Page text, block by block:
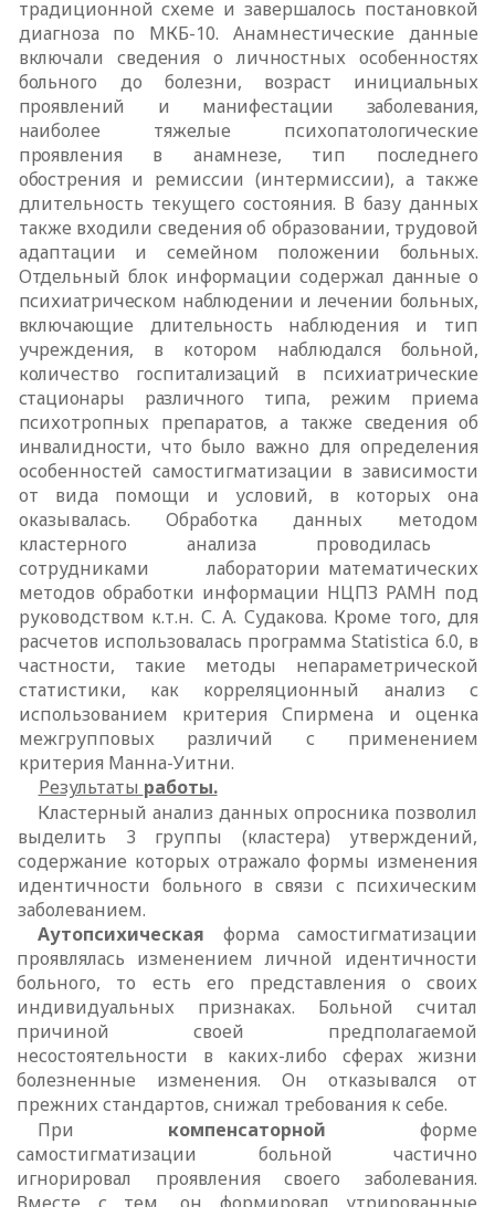
традиционной схеме и завершалось постановкой
диагноза по МКБ-10. Анамнестические данные
включали сведения о личностных особенностях
больного до болезни, возраст инициальных
проявлений и манифестации заболевания,
наиболее тяжелые психопатологические
проявления в анамнезе, тип последнего
обострения и ремиссии (интермиссии), а также
длительность текущего состояния. В базу данных
также входили сведения об образовании, трудовой
адаптации исемейном положении больных.
Отдельный блок информации содержал данныео
психиатрическом наблюдении и лечении больных,
включающие длительность наблюдения и тип
учреждения, в котором наблюдался больной,
количество госпитализаций в психиатрические
стационары различного типа, режим приема
психотропных препаратов, а также сведения об
инвалидности, что было важно для определения
особенностей самостигматизации в зависимости
от вида помощи и условий, в которых она
оказывалась. Обработка данных методом
кластерного анализа проводилась
сотрудниками лаборатории математических
методов обработки информации НЦПЗ РАМН под
руководством к.т.н. С. А. Судакова. Кроме того, для
расчетов использовалась программаStatistica 6.0, в
частности, такие методы непараметрической
статистики, как корреляционный анализ с
использованием критерия Спирмена и оценка
межгрупповых различий с применением
критерия Манна-Уитни.
Результаты работы.
Кластерный анализ данных опросника позволил
выделить 3 группы (кластера) утверждений,
содержание которых отражало формы изменения
идентичности больного в связи с психическим
заболеванием.
Аутопсихическая форма самостигматизации
проявлялась изменением личной идентичности
больного, то есть его представления о своих
индивидуальных признаках. Больной считал
причиной своей предполагаемой
несостоятельности в каких-либо сферах жизни
болезненные изменения. Он отказывался от
прежних стандартов, снижал требования к себе.
При компенсаторнойформе
самостигматизации больной частично
игнорировал проявления своего заболевания.